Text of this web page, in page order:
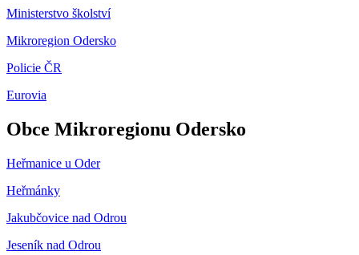
Ministerstvo školství
Mikroregion Odersko
Policie ČR
Eurovia
Obce Mikroregionu Odersko
Heřmanice u Oder
Heřmánky
Jakubčovice nad Odrou
Jeseník nad Odrou